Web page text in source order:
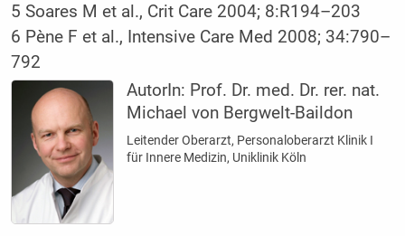
5 Soares M et al., Crit Care 2004; 8:R194–203
6 Pène F et al., Intensive Care Med 2008; 34:790–
792
AutorIn: Prof. Dr. med. Dr. rer. nat.
Michael von Bergwelt-Baildon
Leitender Oberarzt, Personaloberarzt Klinik I
für Innere Medizin, Uniklinik Köln